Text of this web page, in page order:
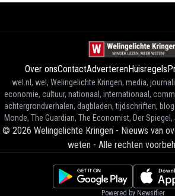
Over onsContactAdverterenHuisregels
wel.nl, wel, Welingelichte Kringen, media,
economie, cultuur, nationaal, internationaal,
achtergrondverhalen, dagbladen, tijdschriften,
Monde, The Guardian, The Economist, Der
© 2026 Welingelichte Kringen - Nieuws van
weten - Alle rechten
Powered by Newsifier